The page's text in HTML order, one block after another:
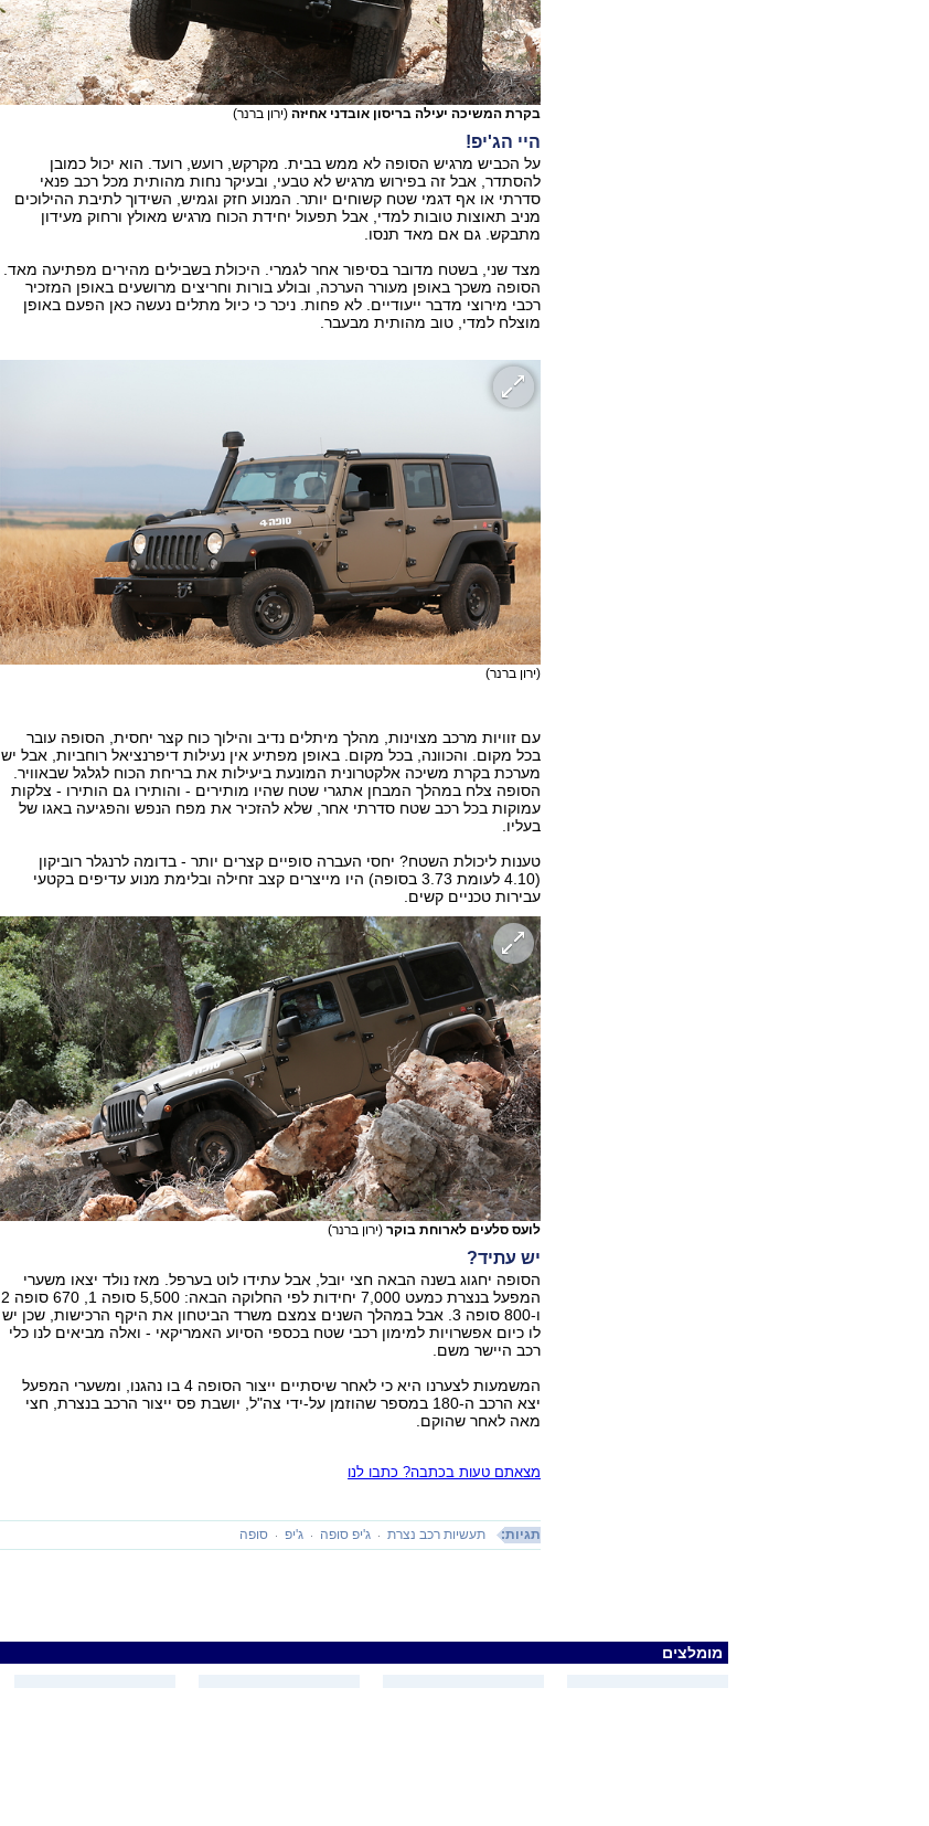
בקרת המשיכה יעילה בריסון אובדני אחיזה (ירון ברנר)
היי הג'יפ!
על הכביש מרגיש הסופה לא ממש בבית. מקרקש, רועש, רועד. הוא יכול כמובן
להסתדר, אבל זה בפירוש מרגיש לא טבעי, ובעיקר נחות מהותית מכל רכב פנאי
סדרתי או אף דגמי שטח קשוחים יותר. המנוע חזק וגמיש, השידוך לתיבת ההילוכים
מניב תאוצות טובות למדי, אבל תפעול יחידת הכוח מרגיש מאולץ ורחוק מעידון
מתבקש. גם אם מאד תנסו.
מצד שני, בשטח מדובר בסיפור אחר לגמרי. היכולת בשבילים מהירים מפתיעה מאד.
הסופה משכך באופן מעורר הערכה, ובולע בורות וחריצים מרושעים באופן המזכיר
רכבי מירוצי מדבר ייעודיים. לא פחות. ניכר כי כיול מתלים נעשה כאן הפעם באופן
מוצלח למדי, טוב מהותית מבעבר.
(ירון ברנר)
עם זוויות מרכב מצוינות, מהלך מיתלים נדיב והילוך כוח קצר יחסית, הסופה עובר
בכל מקום. והכוונה, בכל מקום. באופן מפתיע אין נעילות דיפרנציאל רוחביות, אבל יש
מערכת בקרת משיכה אלקטרונית המונעת ביעילות את בריחת הכוח לגלגל שבאוויר.
הסופה צלח במהלך המבחן אתגרי שטח שהיו מותירים - והותירו גם הותירו - צלקות
עמוקות בכל רכב שטח סדרתי אחר, שלא להזכיר את מפח הנפש והפגיעה באגו של
בעליו.
טענות ליכולת השטח? יחסי העברה סופיים קצרים יותר - בדומה לרנגלר רוביקון
(4.10 לעומת 3.73 בסופה) היו מייצרים קצב זחילה ובלימת מנוע עדיפים בקטעי
עבירות טכניים קשים.
לועס סלעים לארוחת בוקר (ירון ברנר)
יש עתיד?
הסופה יחגוג בשנה הבאה חצי יובל, אבל עתידו לוט בערפל. מאז נולד יצאו משערי
המפעל בנצרת כמעט 7,000 יחידות לפי החלוקה הבאה: 5,500 סופה 1, 670 סופה 2
ו-800 סופה 3. אבל במהלך השנים צמצם משרד הביטחון את היקף הרכישות, שכן יש
לו כיום אפשרויות למימון רכבי שטח בכספי הסיוע האמריקאי - ואלה מביאים לנו כלי
רכב היישר משם.
המשמעות לצערנו היא כי לאחר שיסתיים ייצור הסופה 4 בו נהגנו, ומשערי המפעל
יצא הרכב ה-180 במספר שהוזמן על-ידי צה"ל, יושבת פס ייצור הרכב בנצרת, חצי
מאה לאחר שהוקם.
מצאתם טעות בכתבה? כתבו לנו
תגיות: תעשיות רכב נצרת ג'יפ סופה ג'יפ סופה
מומלצים